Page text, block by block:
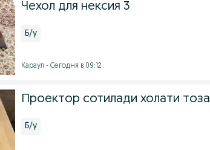
Чехол для нексия 3
Б/у
Караул - Сегодня в 09:12
Проектор сотилади холати тоза
Б/у